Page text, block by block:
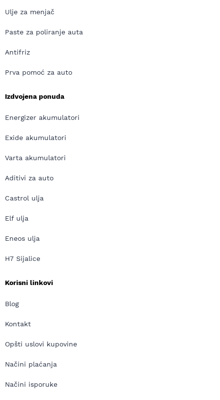
Ulje za menjač
Paste za poliranje auta
Antifriz
Prva pomoć za auto
Izdvojena ponuda
Energizer akumulatori
Exide akumulatori
Varta akumulatori
Aditivi za auto
Castrol ulja
Elf ulja
Eneos ulja
H7 Sijalice
Korisni linkovi
Blog
Kontakt
Opšti uslovi kupovine
Načini plaćanja
Načini isporuke